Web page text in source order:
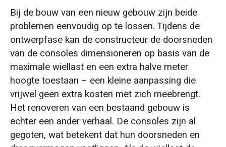
Bij de bouw van een nieuw gebouw zijn beide
problemen eenvoudig op te lossen. Tijdens de
ontwerpfase kan de constructeur de doorsneden
van de consoles dimensioneren op basis van de
maximale wiellast en een extra halve meter
hoogte toestaan – een kleine aanpassing die
vrijwel geen extra kosten met zich meebrengt.
Het renoveren van een bestaand gebouw is
echter een ander verhaal. De consoles zijn al
gegoten, wat betekent dat hun doorsneden en